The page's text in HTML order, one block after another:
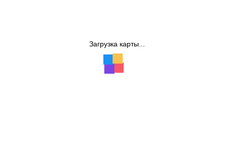
Загрузка карты...